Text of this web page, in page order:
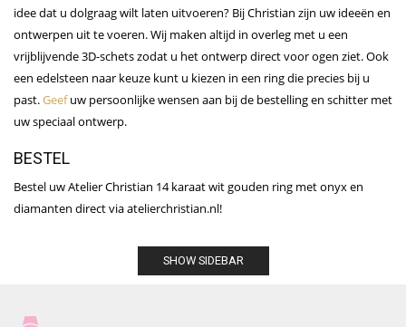
idee dat u dolgraag wilt laten uitvoeren? Bij Christian zijn uw ideeën en
ontwerpen uit te voeren. Wij maken altijd in overleg met u een
vrijblijvende 3D-schets zodat u het ontwerp direct voor ogen ziet. Ook
een edelsteen naar keuze kunt u kiezen in een ring die precies bij u
past.Geefuw persoonlijke wensen aan bij de bestelling en schitter met
uw speciaal ontwerp.
BESTEL
Bestel uw Atelier Christian 14 karaat wit gouden ring met onyx en
diamanten direct via atelierchristian.nl!
SHOW SIDEBAR